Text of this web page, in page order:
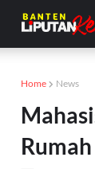
Home News